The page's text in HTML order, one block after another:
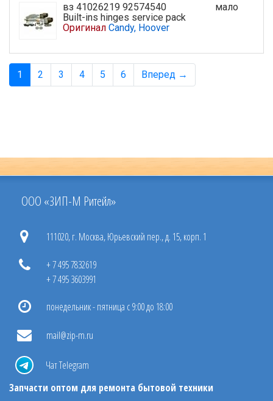
вз 41026219 92574540
Built-ins hinges service pack
Оригинал Candy, Hoover
мало
1 2 3 4 5 6 Вперед →
ООО «ЗИП-М Ритейл»
111020, г. Москва, Юрьевский пер., д. 15, корп. 1
+ 7 495 7832619
+ 7 495 3603991
понедельник - пятница с 9:00 до 18:00
mail@zip-m.ru
Чат Telegram
Запчасти оптом для ремонта бытовой техники